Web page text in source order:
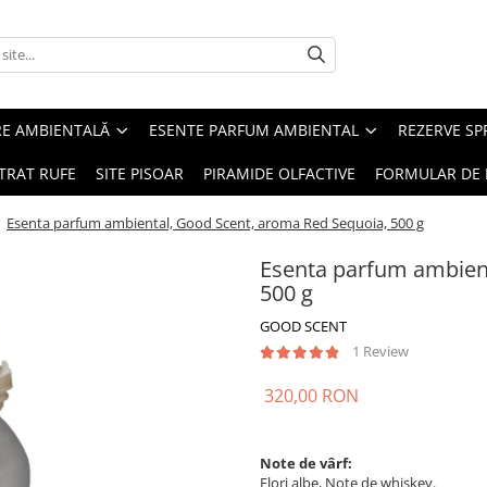
AMBIENTALĂ ESENTE PARFUM AMBIENTAL REZERVE
RUFE SITE PISOAR PIRAMIDE OLFACTIVE FORMULAR DE
Esenta parfum ambiental, Good Scent, aroma Red Sequoia, 500 g
Esenta parfum
500 g
GOOD SCENT
1 Review
320,00 RON
Note de vârf:
Flori albe, Note de whiskey.